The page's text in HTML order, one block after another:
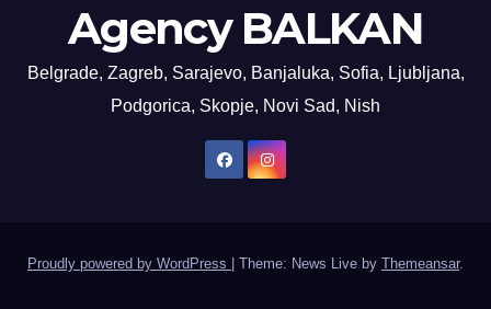
Agency BALKAN
Belgrade, Zagreb, Sarajevo, Banjaluka, Sofia, Ljubljana,
Podgorica, Skopje, Novi Sad, Nish
Proudly powered by WordPress Theme: News Live by Themeansar.